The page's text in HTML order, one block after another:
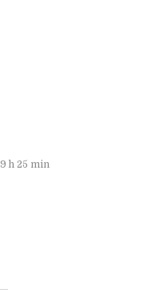
h 25 min